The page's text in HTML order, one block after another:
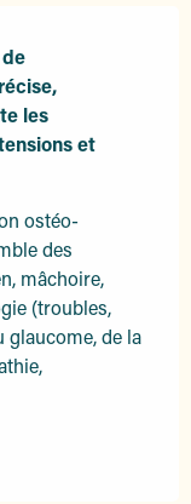
les
et
ostéo-
des
mâchoire,
(troubles,
glaucome, de la